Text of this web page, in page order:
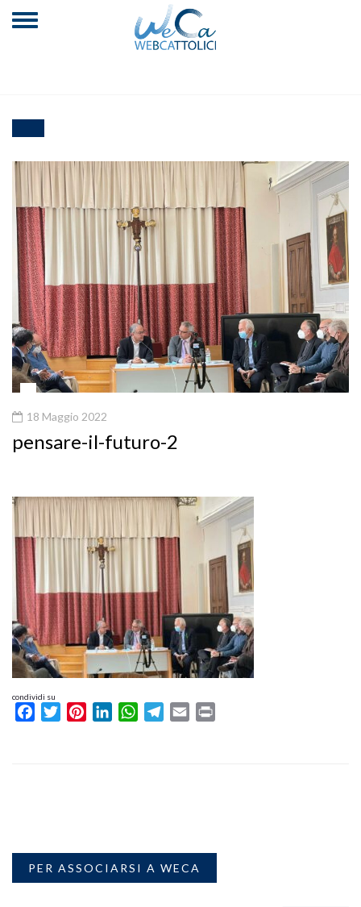
18 Maggio 2022
pensare-il-futuro-2
condividi su
FacebookTwitterPinterestLinkedInWhatsAppTelegram
Email
PER ASSOCIARSI A WECA